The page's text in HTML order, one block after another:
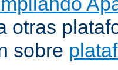
otras
sobre